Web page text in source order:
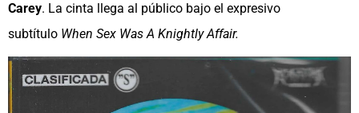
Carey. La cinta llega al público bajo el expresivo
subtítulo When Sex Was A Knightly Affair.